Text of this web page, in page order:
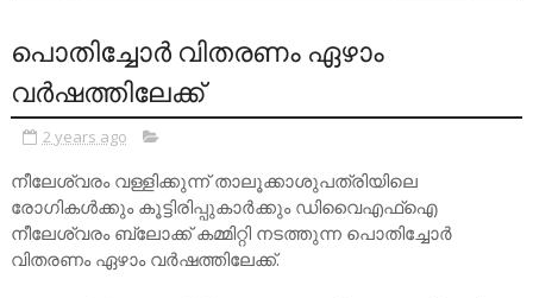
പൊതിച്ചോർ വിതരണം ഏഴാം
വർഷത്തിലേക്ക്
2 years ago
നീലേശ്വരം വള്ളിക്കുന്ന് താലൂക്കാശുപത്രിയിലെ
രോഗികൾക്കും കൂട്ടിരിപ്പുകാർക്കും ഡിവൈഎഫ്ഐ
നീലേശ്വരം ബ്ലോക്ക് കമ്മിറ്റി നടത്തുന്ന പൊതിച്ചോർ
വിതരണം ഏഴാം വർഷത്തിലേക്ക്.